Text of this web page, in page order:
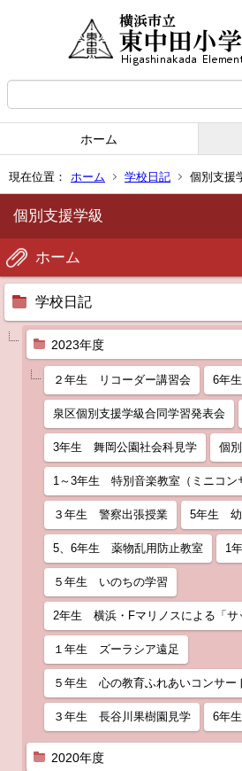
ホーム
現在位置： ホーム 学校日記 個別支援
個別支援学級
ホーム
学校日記
2023年度
２年生 リコーダー講習会 6年
泉区個別支援学級合同学習発表会
3年生 舞岡公園社会科見学 個
1～3年生 特別音楽教室（ミニコン
３年生 警察出張授業 5年生 幼
5、6年生 薬物乱用防止教室 1
５年生 いのちの学習
2年生 横浜・Fマリノスによる「サ
１年生 ズーラシア遠足
５年生 心の教育ふれあいコンサー
３年生 長谷川果樹園見学 6年
2020年度